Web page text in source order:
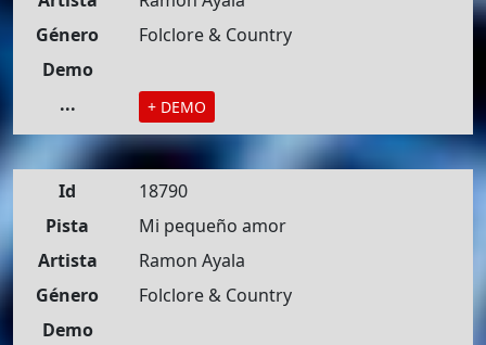
Género
Folclore & Country
Demo
...
+ DEMO
Id
18790
Pista
Mi pequeño amor
Artista
Ramon Ayala
Género
Folclore & Country
Demo